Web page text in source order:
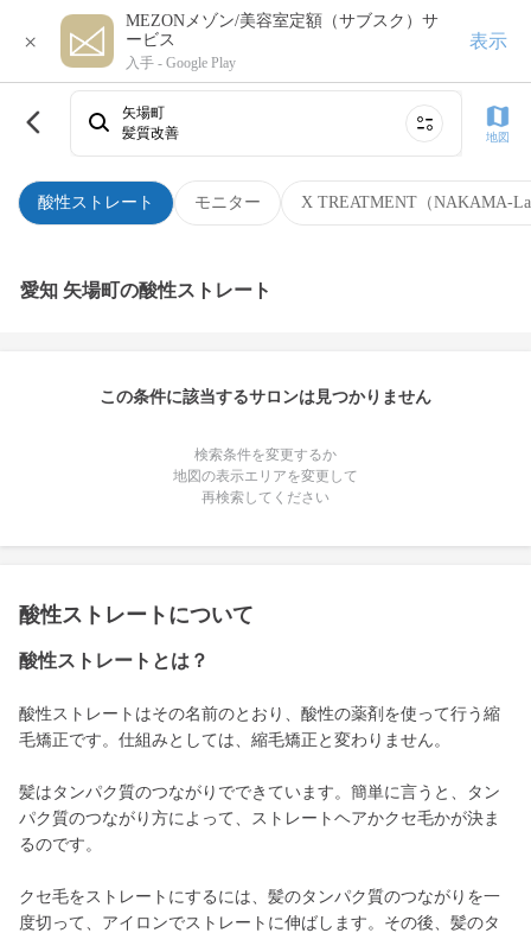
×
MEZONメゾン/美容室定額（サブスク）サ
ービス
入手 - Google Play
表示
酸性ストレート モニター X TREATMENT（NAKAMA-
矢場町
髪質改善
地図
愛知 矢場町の酸性ストレート
この条件に該当するサロンは見つかりません
検索条件を変更するか
地図の表示エリアを変更して
再検索してください
酸性ストレートについて
酸性ストレートとは？
酸性ストレートはその名前のとおり、酸性の薬剤を使って行う縮
毛矯正です。仕組みとしては、縮毛矯正と変わりません。
髪はタンパク質のつながりでできています。簡単に言うと、タン
パク質のつながり方によって、ストレートヘアかクセ毛かが決ま
るのです。
クセ毛をストレートにするには、髪のタンパク質のつながりを一
度切って、アイロンでストレートに伸ばします。その後、髪のタ